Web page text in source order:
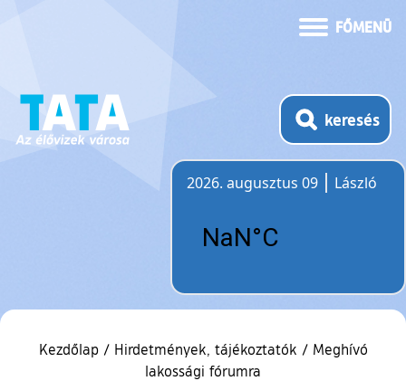
FŐMENÜ
keresés
2026. augusztus 09
László
Kezdőlap / Hirdetmények, tájékoztatók / Meghívó
lakossági fórumra